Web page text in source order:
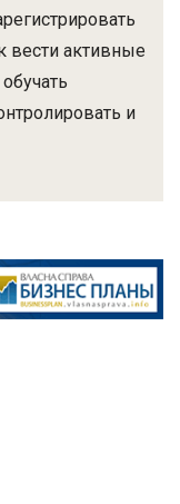
вести активные
и